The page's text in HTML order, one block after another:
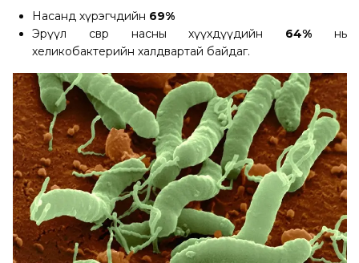
Насанд хүрэгчдийн 69%
Эрүүл өсвөр насны хүүхдүүдийн 64% нь
хеликобактерийн халдвартай байдаг.